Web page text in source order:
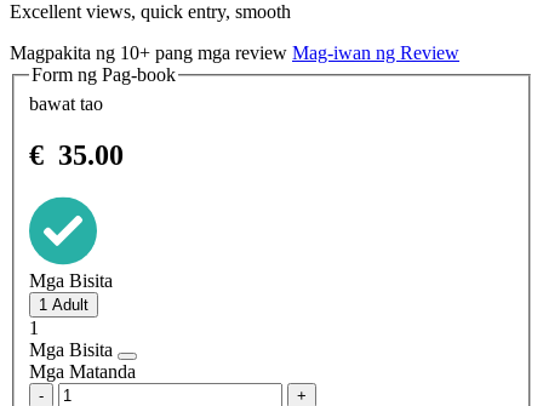
Excellent views, quick entry, smooth
Magpakita ng 10+ pang mga review Mag-iwan ng Review
Form ng Pag-book
bawat tao
€ 35.00
Mga Bisita
1
Mga Bisita
Mga Matanda
- +